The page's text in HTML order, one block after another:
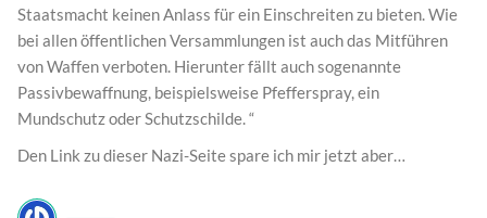
Staatsmacht keinen Anlass für ein Einschreiten zu bieten. Wie
bei allen öffentlichen Versammlungen ist auch das Mitführen
von Waffen verboten. Hierunter fällt auch sogenannte
Passivbewaffnung, beispielsweise Pfefferspray, ein
Mundschutz oder Schutzschilde. “
Den Link zu dieser Nazi-Seite spare ich mir jetzt aber…